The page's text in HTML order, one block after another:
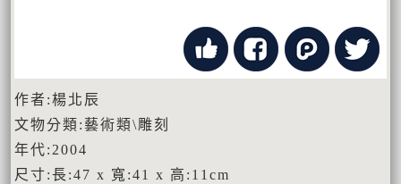
作者:楊北辰
文物分類:藝術類\雕刻
年代:2004
尺寸:長:47 x 寬:41 x 高:11cm